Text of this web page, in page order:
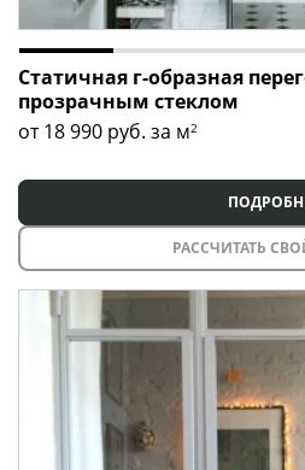
Статичная г-образная
прозрачным стеклом
от 18 990 руб. за м2
РАССЧИТАТЬ